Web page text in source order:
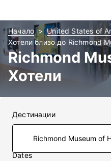
Начало
United States of
Хотели близо до Richmond
Richmond
Хотели
Дестинации
Dates